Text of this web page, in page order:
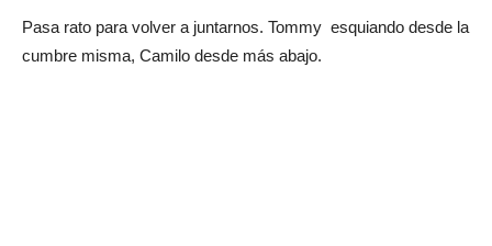
Pasa rato para volver a juntarnos. Tommy esquiando desde la
cumbre misma, Camilo desde más abajo.